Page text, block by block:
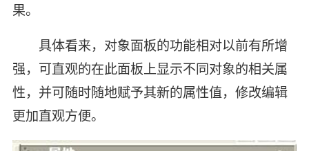
果。
具体看来，对象面板的功能相对以前有所增
强，可直观的在此面板上显示不同对象的相关属
性，并可随时随地赋予其新的属性值，修改编辑
更加直观方便。